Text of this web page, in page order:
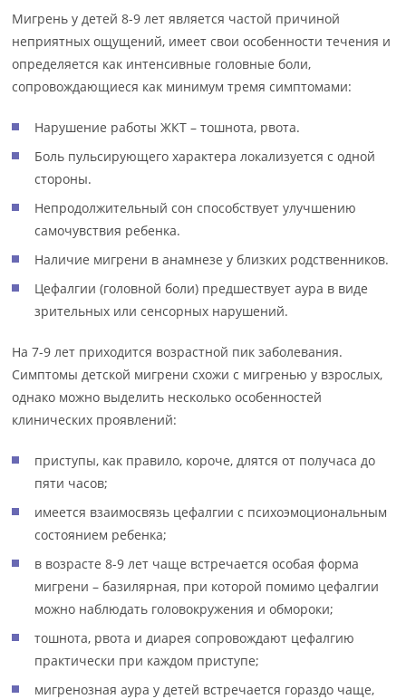
Мигрень у детей 8-9 лет является частой причиной
неприятных ощущений, имеет свои особенности течения и
определяется как интенсивные головные боли,
сопровождающиеся как минимум тремя симптомами:
Нарушение работы ЖКТ – тошнота, рвота.
Боль пульсирующего характера локализуется с одной
стороны.
Непродолжительный сон способствует улучшению
самочувствия ребенка.
Наличие мигрени в анамнезе у близких родственников.
Цефалгии (головной боли) предшествует аура в виде
зрительных или сенсорных нарушений.
На 7-9 лет приходится возрастной пик заболевания.
Симптомы детской мигрени схожи с мигренью у взрослых,
однако можно выделить несколько особенностей
клинических проявлений:
приступы, как правило, короче, длятся от получаса до
пяти часов;
имеется взаимосвязь цефалгии с психоэмоциональным
состоянием ребенка;
в возрасте 8-9 лет чаще встречается особая форма
мигрени – базилярная, при которой помимо цефалгии
можно наблюдать головокружения и обмороки;
тошнота, рвота и диарея сопровождают цефалгию
практически при каждом приступе;
мигренозная аура у детей встречается гораздо чаще,